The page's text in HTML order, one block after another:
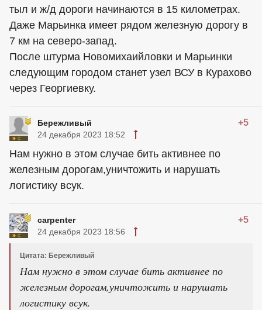
тыл и ж/д дороги начинаются в 15 километрах.
Даже Марьинка имеет рядом железную дорогу в
7 км на северо-запад.
После штурма Новомихаийловки и Марьинки
следующим городом станет узел ВСУ в Курахово
через Георгиевку.
Бережливый +5
24 декабря 2023 18:52
Нам нужно в этом случае бить активнее по
железным дорогам,уничтожить и нарушать
логистику всук.
carpenter +5
24 декабря 2023 18:56
Цитата: Бережливый
Нам нужно в этом случае бить активнее по
железным дорогам,уничтожить и нарушать
логистику всук.